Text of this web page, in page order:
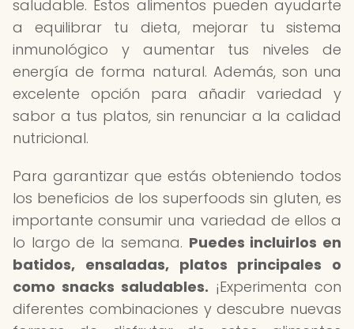
saludable. Estos alimentos pueden ayudarte
a equilibrar tu dieta, mejorar tu sistema
inmunológico y aumentar tus niveles de
energía de forma natural. Además, son una
excelente opción para añadir variedad y
sabor a tus platos, sin renunciar a la calidad
nutricional.
Para garantizar que estás obteniendo todos
los beneficios de los superfoods sin gluten, es
importante consumir una variedad de ellos a
lo largo de la semana. Puedes incluirlos en
batidos, ensaladas, platos principales o
como snacks saludables. ¡Experimenta con
diferentes combinaciones y descubre nuevas